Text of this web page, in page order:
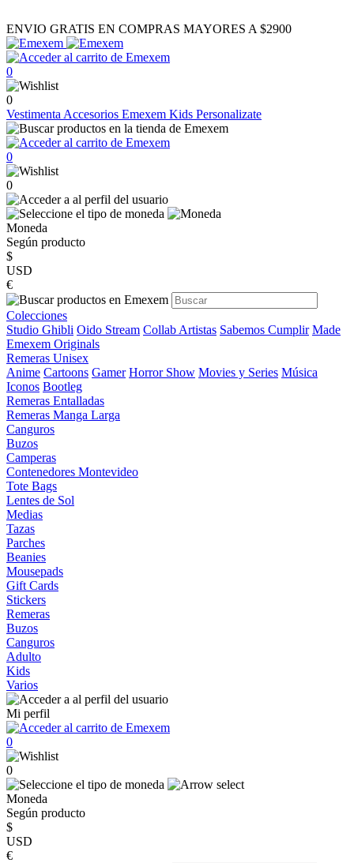
ENVIO GRATIS EN COMPRAS MAYORES A $2900
0
0
Vestimenta Accesorios Emexem Kids Personalizate
0
0
Moneda
Según producto
$
USD
€
Colecciones
Studio Ghibli Oido Stream Collab Artistas Sabemos Cumplir Made
Emexem Originals
Remeras Unisex
Anime Cartoons Gamer Horror Show Movies y Series Música
Iconos Bootleg
Remeras Entalladas
Remeras Manga Larga
Canguros
Buzos
Camperas
Contenedores Montevideo
Tote Bags
Lentes de Sol
Medias
Tazas
Parches
Beanies
Mousepads
Gift Cards
Stickers
Remeras
Buzos
Canguros
Adulto
Kids
Varios
Mi perfil
0
0
Moneda
Según producto
$
USD
€